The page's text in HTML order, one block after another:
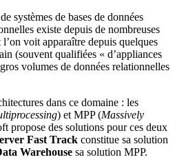
systèmes de bases de données
existe depuis de nombreuses
l’on voit apparaître depuis quelques
(souvent qualifiées « d’appliances
volumes de données relationnelles
dans ce domaine : les
) et MPP (Massively
propose des solutions pour ces deux
Fast Track constitue sa solution
Warehouse sa solution MPP.